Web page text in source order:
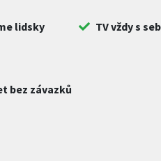
lidsky TV vždy s
bez závazků